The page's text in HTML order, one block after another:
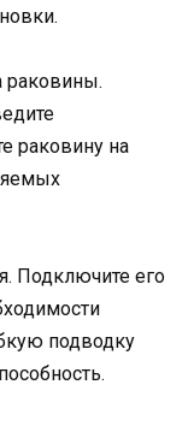
раковины.
раковину на
Подключите его
подводку